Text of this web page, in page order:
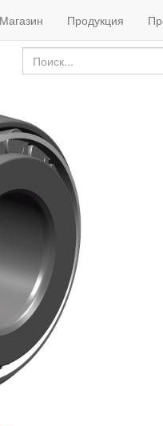
Магазин Продукция